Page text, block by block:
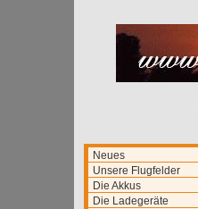
Neues
Unsere Flugfelder
Die Akkus
Die Ladegeräte